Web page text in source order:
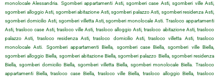
monolocale Alessandria. Sgomberi appartamenti Asti, sgomberi case Asti, sgomberi ville Asti,
sgomberi alloggio Asti, sgomberi abitazione Asti, sgomberi palazzo Asti, sgomberi residenza Asti,
sgomberi domicilio Asti, sgomberi villetta Asti, sgomberi monolocale Asti. Trasloco appartamenti
Asti, trasloco case Asti, trasloco ville Asti, trasloco alloggio Asti, trasloco abitazione Asti, trasloco
palazzo Asti, trasloco residenza Asti, trasloco domicilio Asti, trasloco villetta Asti, trasloco
monolocale Asti. Sgomberi appartamenti Biella, sgomberi case Biella, sgomberi ville Biella,
sgomberi alloggio Biella, sgomberi abitazione Biella, sgomberi palazzo Biella, sgomberi residenza
Biella, sgomberi domicilio Biella, sgomberi villetta Biella, sgomberi monolocale Biella. Trasloco
appartamenti Biella, trasloco case Biella, trasloco ville Biella, trasloco alloggio Biella, trasloco